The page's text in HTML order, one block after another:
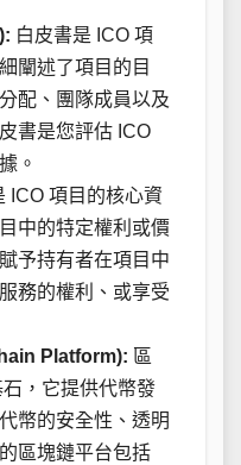
白皮書是 ICO 項
闡述了項目的目
配、團隊成員以及
書是您評估 ICO
。
ICO 項目的核心資
中的特定權利或價
予持有者在項目中
務的權利、或享受
Platform): 區
，它提供代幣發
幣的安全性、透明
區塊鏈平台包括